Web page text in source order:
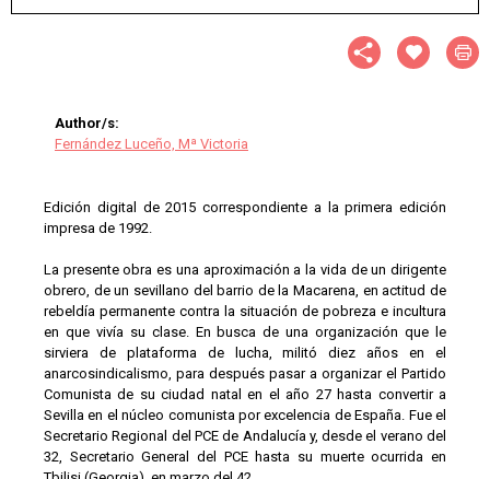
Author/s:
Fernández Luceño, Mª Victoria
Edición digital de 2015 correspondiente a la primera edición
impresa de 1992.
La presente obra es una aproximación a la vida de un dirigente
obrero, de un sevillano del barrio de la Macarena, en actitud de
rebeldía permanente contra la situación de pobreza e incultura
en que vivía su clase. En busca de una organización que le
sirviera de plataforma de lucha, militó diez años en el
anarcosindicalismo, para después pasar a organizar el Partido
Comunista de su ciudad natal en el año 27 hasta convertir a
Sevilla en el núcleo comunista por excelencia de España. Fue el
Secretario Regional del PCE de Andalucía y, desde el verano del
32, Secretario General del PCE hasta su muerte ocurrida en